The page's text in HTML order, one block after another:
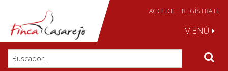
ACCEDE | REGÍSTRATE
MENÚ